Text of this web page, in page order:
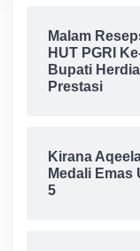
Malam
HUT PGRI
Bupati
Prestasi
Kirana
Medali
5